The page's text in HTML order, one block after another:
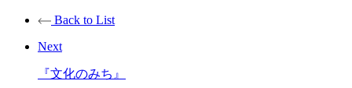
Back to List
Next
『文化のみち』